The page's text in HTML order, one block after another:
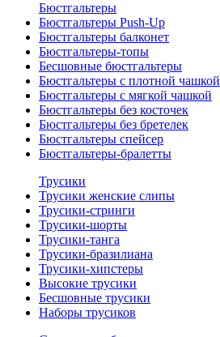
Бюстгальтеры
Бюстгальтеры Push-Up
Бюстгальтеры балконет
Бюстгальтеры-топы
Бесшовные бюстгальтеры
Бюстгальтеры с плотной чашкой
Бюстгальтеры с мягкой чашкой
Бюстгальтеры без косточек
Бюстгальтеры без бретелек
Бюстгальтеры спейсер
Бюстгальтеры-бралетты
Трусики
Трусики женские слипы
Трусики-стринги
Трусики-шорты
Трусики-танга
Трусики-бразилиана
Трусики-хипстеры
Высокие трусики
Бесшовные трусики
Наборы трусиков